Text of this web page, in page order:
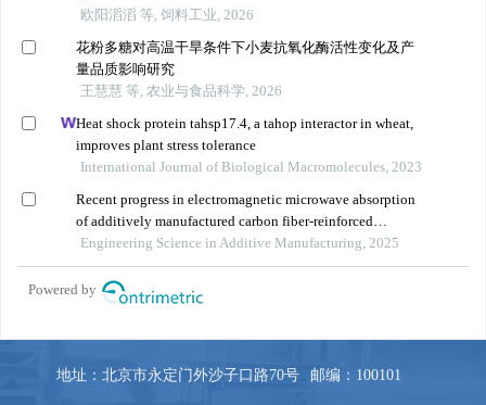
地址：北京市永定门外沙子口路70号 邮编：100101